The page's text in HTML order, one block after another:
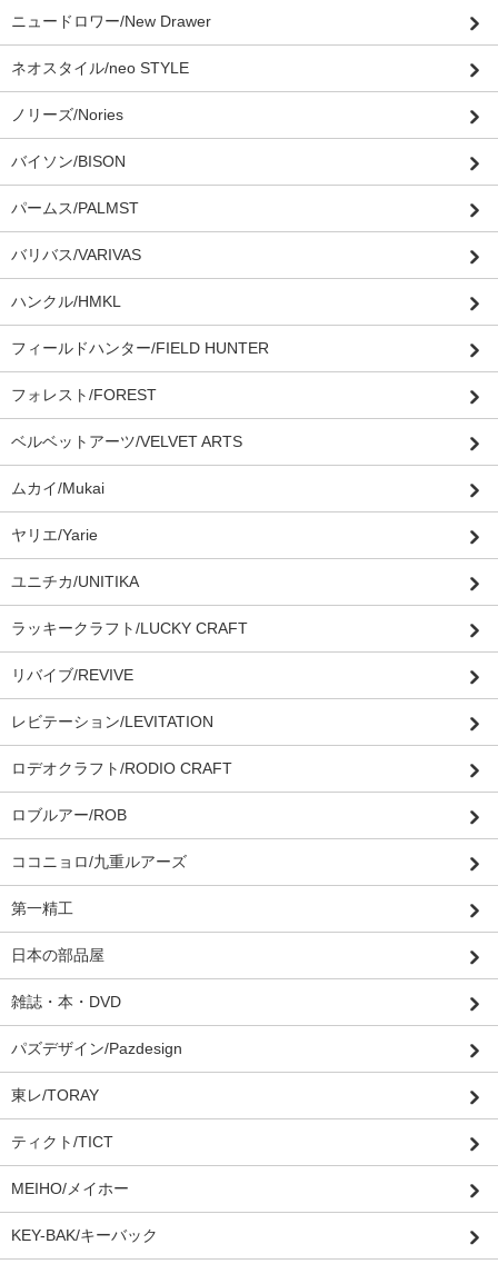
ニュードロワー/New Drawer
ネオスタイル/neo STYLE
ノリーズ/Nories
バイソン/BISON
パームス/PALMST
バリバス/VARIVAS
ハンクル/HMKL
フィールドハンター/FIELD HUNTER
フォレスト/FOREST
ベルベットアーツ/VELVET ARTS
ムカイ/Mukai
ヤリエ/Yarie
ユニチカ/UNITIKA
ラッキークラフト/LUCKY CRAFT
リバイブ/REVIVE
レビテーション/LEVITATION
ロデオクラフト/RODIO CRAFT
ロブルアー/ROB
ココニョロ/九重ルアーズ
第一精工
日本の部品屋
雑誌・本・DVD
パズデザイン/Pazdesign
東レ/TORAY
ティクト/TICT
MEIHO/メイホー
KEY-BAK/キーバック